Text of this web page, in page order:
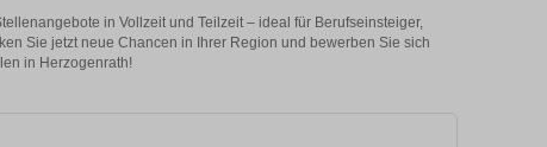
in Vollzeit und Teilzeit – ideal für Berufseinsteiger,
Sie jetzt neue Chancen in Ihrer Region und bewerben Sie sich
in Herzogenrath!